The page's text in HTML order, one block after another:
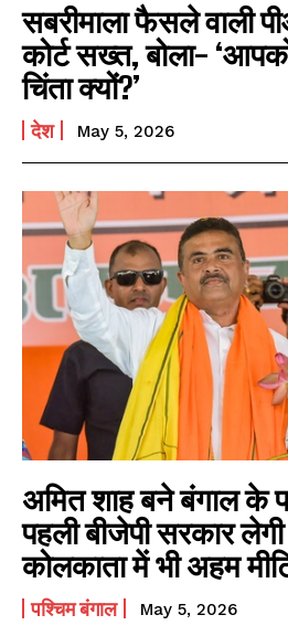
सबरीमाला फैसले वाली
कोर्ट सख्त, बोला-
चिंता क्यों?’
देश May 5, 2026
अमित शाह बने बंगाल के
पहली बीजेपी सरकार
कोलकाता में भी अहम
पश्चिम बंगाल May 5, 2026